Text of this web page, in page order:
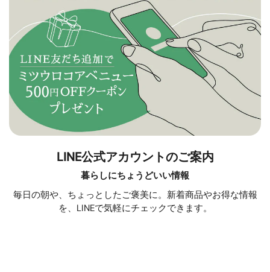
LINE公式アカウントのご案内
暮らしにちょうどいい情報
毎日の朝や、ちょっとしたご褒美に。新着商品やお得な情報
を、LINEで気軽にチェックできます。